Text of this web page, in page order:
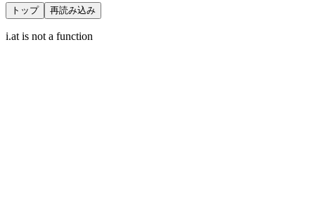
トップ 再読み込み
i.at is not a function